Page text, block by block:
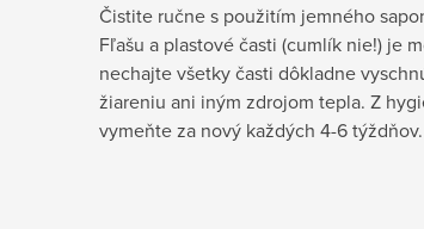
Čistite ručne s použitím jemného
Fľašu a plastové časti (cumlík nie!) je
nechajte všetky časti dôkladne
žiareniu ani iným zdrojom tepla. Z
vymeňte za nový každých 4-6 týždňov.